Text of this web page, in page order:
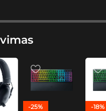
-25% -18%